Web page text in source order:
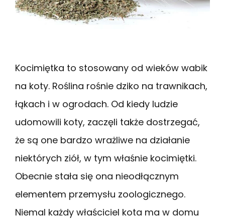
Kocimiętka to stosowany od wieków wabik
na koty. Roślina rośnie dziko na trawnikach,
łąkach i w ogrodach. Od kiedy ludzie
udomowili koty, zaczęli także dostrzegać,
że są one bardzo wrażliwe na działanie
niektórych ziół, w tym właśnie kocimiętki.
Obecnie stała się ona nieodłącznym
elementem przemysłu zoologicznego.
Niemal każdy właściciel kota ma w domu